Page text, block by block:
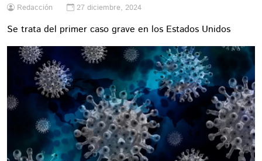
Redacción 27 diciembre, 2024
Se trata del primer caso grave en los Estados Unidos